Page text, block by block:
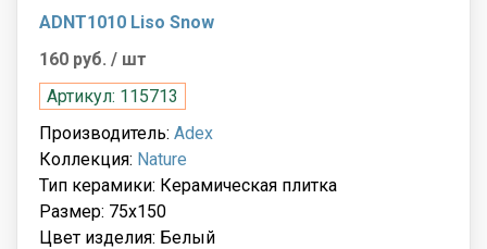
ADNT1010 Liso Snow
160 руб. / шт
Артикул: 115713
Производитель: Adex
Коллекция: Nature
Тип керамики: Керамическая плитка
Размер: 75x150
Цвет изделия: Белый